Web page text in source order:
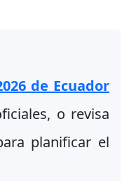
de Ecuador
o revisa
planificar el